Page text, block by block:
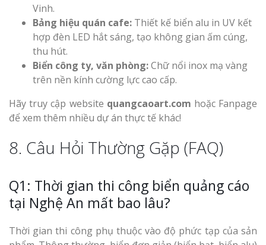
Vinh.
Bảng hiệu quán cafe: Thiết kế biển alu in UV kết
hợp đèn LED hắt sáng, tạo không gian ấm cúng,
thu hút.
Biển công ty, văn phòng:Chữ nổi inox mạ vàng
trên nền kính cường lực cao cấp.
Hãy truy cập website quangcaoart.com hoặc Fanpage
để xem thêm nhiều dự án thực tế khác!
8. Câu Hỏi Thường Gặp (FAQ)
Q1: Thời gian thi công biển quảng cáo
tại Nghệ An mất bao lâu?
Thời gian thi công phụ thuộc vào độ phức tạp của sản